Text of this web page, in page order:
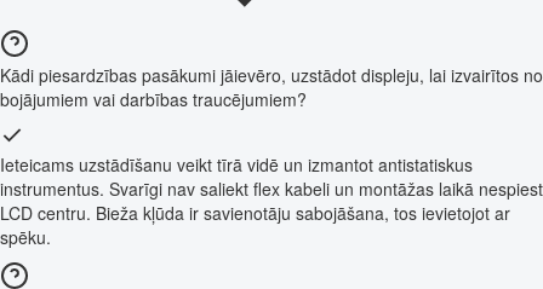
Kādi piesardzības pasākumi jāievēro, uzstādot displeju, lai izvairītos no
bojājumiem vai darbības traucējumiem?
Ieteicams uzstādīšanu veikt tīrā vidē un izmantot antistatiskus
instrumentus. Svarīgi nav saliekt flex kabeli un montāžas laikā nespiest
LCD centru. Bieža kļūda ir savienotāju sabojāšana, tos ievietojot ar
spēku.